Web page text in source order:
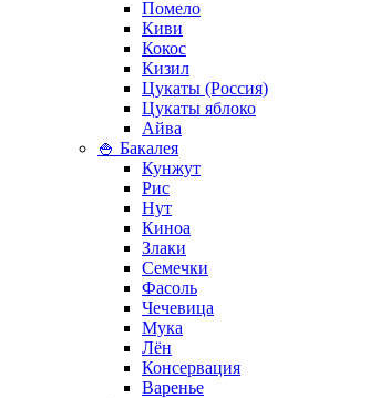
Помело
Киви
Кокос
Кизил
Цукаты (Россия)
Цукаты яблоко
Айва
🍚 Бакалея
Кунжут
Рис
Нут
Киноа
Злаки
Семечки
Фасоль
Чечевица
Мука
Лён
Консервация
Варенье